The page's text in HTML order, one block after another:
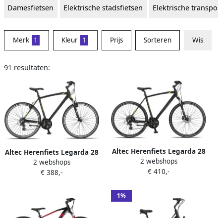
Damesfietsen Elektrische stadsfietsen Elektrische
Merk 1 Kleur 1 Prijs Sorteren Wis
91 resultaten:
Altec Herenfiets Legarda 28
Inch 56 cm Heren 24V V-
Brakes Zwart
2 webshops
€ 388,-
Altec Herenfiets Legarda 28
Inch 56 cm Heren 24V
Hydraulische schijfrem
2 webshops
€ 410,-
1%